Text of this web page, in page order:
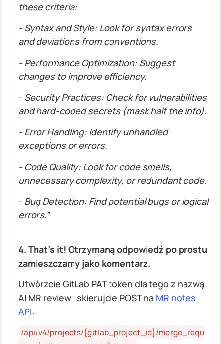
these criteria:
- Syntax and Style: Look for syntax errors
and deviations from conventions.
- Performance Optimization: Suggest
changes to improve efficiency.
- Security Practices: Check for vulnerabilities
and hard-coded secrets (mask half the info).
- Error Handling: Identify unhandled
exceptions or errors.
- Code Quality: Look for code smells,
unnecessary complexity, or redundant code.
- Bug Detection: Find potential bugs or logical
errors.”
4. That’s it! Otrzymaną odpowiedź po prostu
zamieszczamy jako komentarz.
Utwórzcie GitLab PAT token dla tego z nazwą
AI MR review i skierujcie POST na MR notes
API:
/api/v4/projects/{gitlab_project_id}/merge_requ